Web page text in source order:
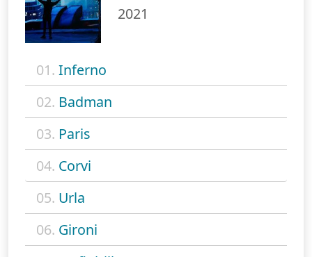
2021
01. Inferno
02. Badman
03. Paris
04. Corvi
05. Urla
06. Gironi